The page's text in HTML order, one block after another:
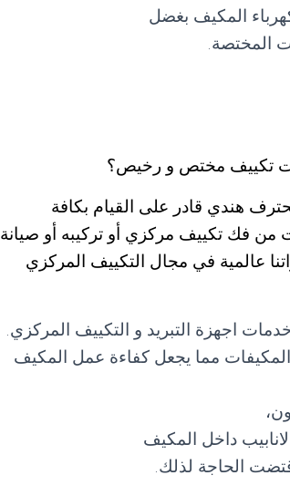
المكيف بغضل
المختصة.
تكييف مختص و رخيص؟
هندي قادر على القيام بكافة
من فك تكييف مركزي أو تركيبه أو صيانة
عالمية في مجال التكييف المركزي
اجهزة التبريد و التكييف المركزي.
مما يجعل كفاءة عمل المكيف
داخل المكيف
اقتضت الحاجة لذلك.